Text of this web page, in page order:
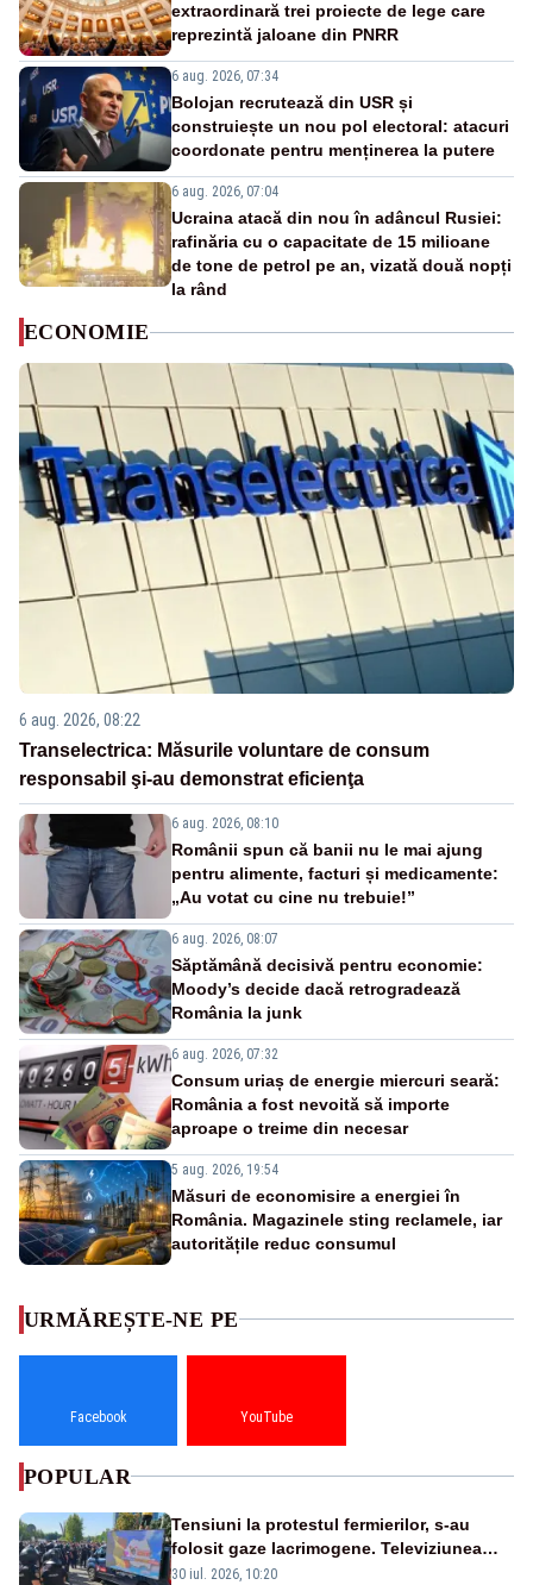
extraordinară trei proiecte de lege care
reprezintă jaloane din PNRR
6 aug. 2026, 07:34
Bolojan recrutează din USR și
construiește un nou pol electoral: atacuri
coordonate pentru menținerea la putere
6 aug. 2026, 07:04
Ucraina atacă din nou în adâncul Rusiei:
rafinăria cu o capacitate de 15 milioane
de tone de petrol pe an, vizată două nopți
la rând
ECONOMIE
6 aug. 2026, 08:22
Transelectrica: Măsurile voluntare de consum
responsabil şi-au demonstrat eficienţa
6 aug. 2026, 08:10
Românii spun că banii nu le mai ajung
pentru alimente, facturi și medicamente:
„Au votat cu cine nu trebuie!”
6 aug. 2026, 08:07
Săptămână decisivă pentru economie:
Moody’s decide dacă retrogradează
România la junk
6 aug. 2026, 07:32
Consum uriaș de energie miercuri seară:
România a fost nevoită să importe
aproape o treime din necesar
5 aug. 2026, 19:54
Măsuri de economisire a energiei în
România. Magazinele sting reclamele, iar
autoritățile reduc consumul
URMĂREȘTE-NE PE
Facebook YouTube
POPULAR
Tensiuni la protestul fermierilor, s-au
folosit gaze lacrimogene. Televiziunea
Poporului face apel la calm – LIVE TEXT
30 iul. 2026, 10:20